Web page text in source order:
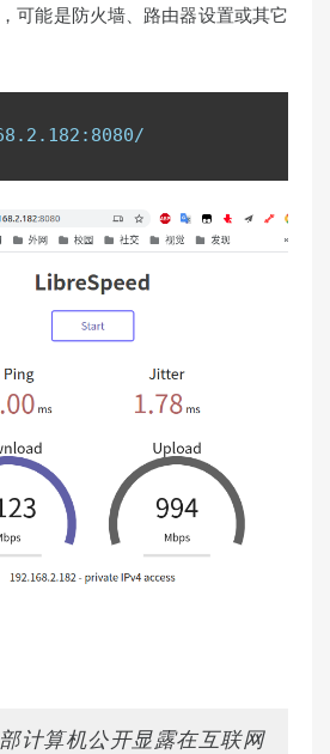
可能是防火墙、路由器设置或其它
计算机公开显露在互联网